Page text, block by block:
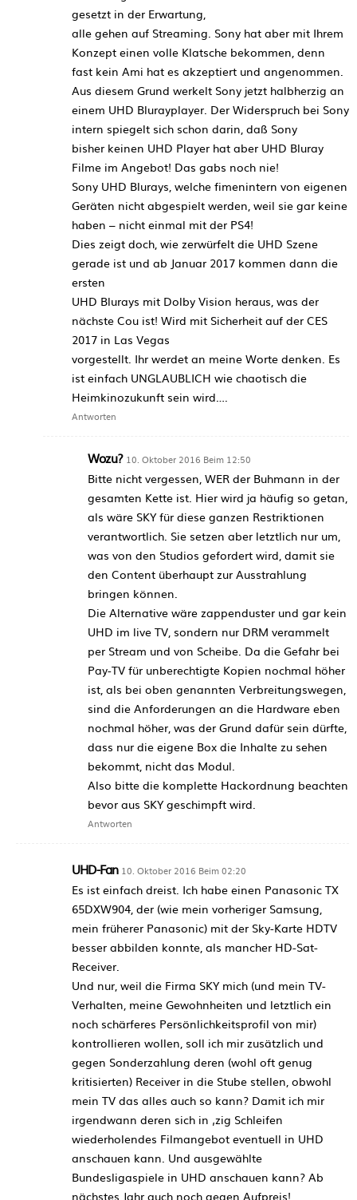
gesetzt in der Erwartung,
alle gehen auf Streaming. Sony hat aber mit Ihrem
Konzept einen volle Klatsche bekommen, denn
fast kein Ami hat es akzeptiert und angenommen.
Aus diesem Grund werkelt Sony jetzt halbherzig an
einem UHD Blurayplayer. Der Widerspruch bei Sony
intern spiegelt sich schon darin, daß Sony
bisher keinen UHD Player hat aber UHD Bluray
Filme im Angebot! Das gabs noch nie!
Sony UHD Blurays, welche fimenintern von eigenen
Geräten nicht abgespielt werden, weil sie gar keine
haben – nicht einmal mit der PS4!
Dies zeigt doch, wie zerwürfelt die UHD Szene
gerade ist und ab Januar 2017 kommen dann die
ersten
UHD Blurays mit Dolby Vision heraus, was der
nächste Cou ist! Wird mit Sicherheit auf der CES
2017 in Las Vegas
vorgestellt. Ihr werdet an meine Worte denken. Es
ist einfach UNGLAUBLICH wie chaotisch die
Heimkinozukunft sein wird….
Antworten
Wozu? 10. Oktober 2016 Beim 12:50
Bitte nicht vergessen, WER der Buhmann in der
gesamten Kette ist. Hier wird ja häufig so getan,
als wäre SKY für diese ganzen Restriktionen
verantwortlich. Sie setzen aber letztlich nur um,
was von den Studios gefordert wird, damit sie
den Content überhaupt zur Ausstrahlung
bringen können.
Die Alternative wäre zappenduster und gar kein
UHD im live TV, sondern nur DRM verammelt
per Stream und von Scheibe. Da die Gefahr bei
Pay-TV für unberechtigte Kopien nochmal höher
ist, als bei oben genannten Verbreitungswegen,
sind die Anforderungen an die Hardware eben
nochmal höher, was der Grund dafür sein dürfte,
dass nur die eigene Box die Inhalte zu sehen
bekommt, nicht das Modul.
Also bitte die komplette Hackordnung beachten
bevor aus SKY geschimpft wird.
Antworten
UHD-Fan 10. Oktober 2016 Beim 02:20
Es ist einfach dreist. Ich habe einen Panasonic TX
65DXW904, der (wie mein vorheriger Samsung,
mein früherer Panasonic) mit der Sky-Karte HDTV
besser abbilden konnte, als mancher HD-Sat-
Receiver.
Und nur, weil die Firma SKY mich (und mein TV-
Verhalten, meine Gewohnheiten und letztlich ein
noch schärferes Persönlichkeitsprofil von mir)
kontrollieren wollen, soll ich mir zusätzlich und
gegen Sonderzahlung deren (wohl oft genug
kritisierten) Receiver in die Stube stellen, obwohl
mein TV das alles auch so kann? Damit ich mir
irgendwann deren sich in ‚zig Schleifen
wiederholendes Filmangebot eventuell in UHD
anschauen kann. Und ausgewählte
Bundesligaspiele in UHD anschauen kann? Ab
nächstes Jahr auch noch gegen Aufpreis!